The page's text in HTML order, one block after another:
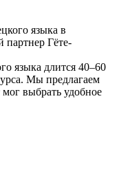
языка в
партнер Гёте-
языка длится 40–60
Мы предлагаем
выбрать удобное